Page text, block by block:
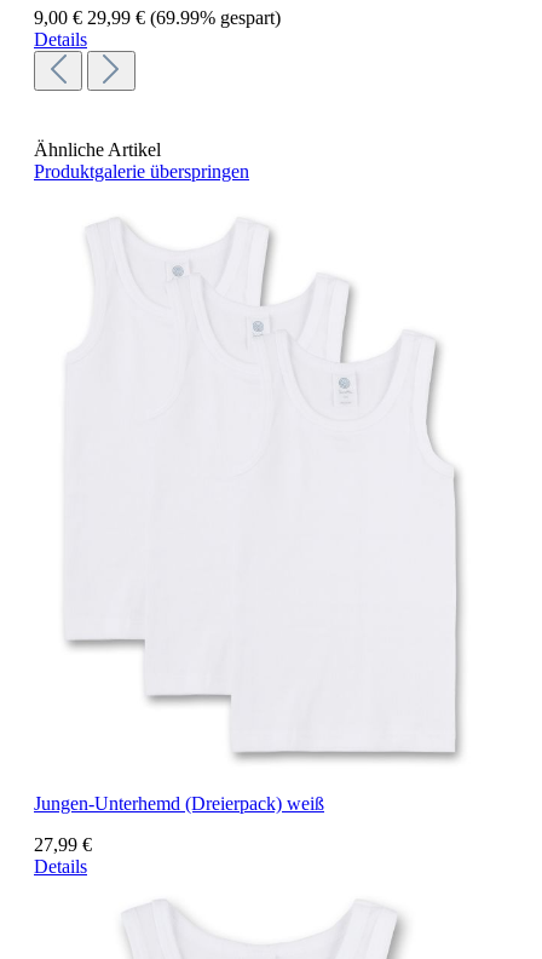
9,00 € 29,99 € (69.99% gespart)
Details
Ähnliche Artikel
Produktgalerie überspringen
Jungen-Unterhemd (Dreierpack) weiß
27,99 €
Details